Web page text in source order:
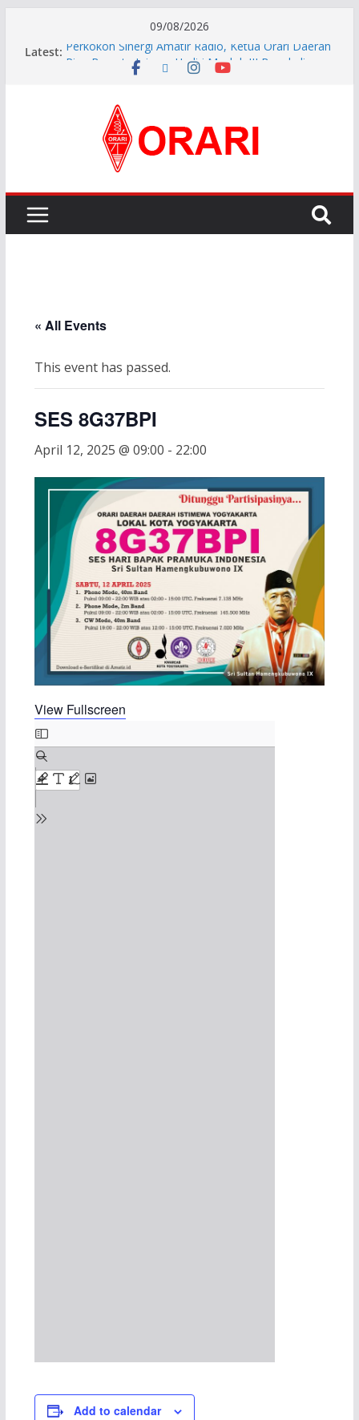
09/08/2026
Latest: Perkokoh Sinergi Amatir Radio, Ketua Orari Daerah
Riau Beserta Jajaran Hadiri Muslok III Bengkalis
Kebencanaan dan Sosial.
INDONESIA AWARD 2026
APG27-3 ( The 3rd Meeting of the APT Conference
Preparatory Group for WRC-27 )
Lokal Bengkalis 2026–2029, Dikukuhkan Langsung
« All Events
This event has passed.
SES 8G37BPI
April 12, 2025 @ 09:00 - 22:00
View Fullscreen
Add to calendar